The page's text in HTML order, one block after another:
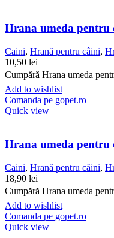
Hrana umeda pentru
Caini, Hrană pentru câini,
10,50 lei
Cumpără Hrana umeda
Add to wishlist
Comanda pe gopet.ro
Quick view
Hrana umeda pentru
Caini, Hrană pentru câini,
18,90 lei
Cumpără Hrana umeda
Add to wishlist
Comanda pe gopet.ro
Quick view